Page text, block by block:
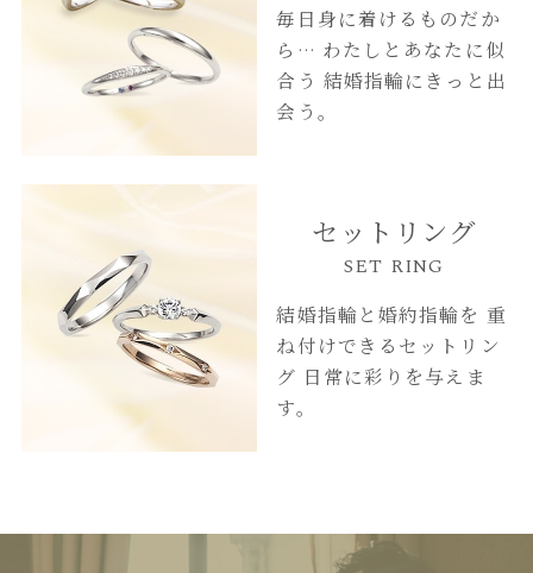
毎日身に着けるものだか
ら… わたしとあなたに似
合う 結婚指輪にきっと出
会う。
セットリング
SET RING
結婚指輪と婚約指輪を 重
ね付けできるセットリン
グ 日常に彩りを与えま
す。